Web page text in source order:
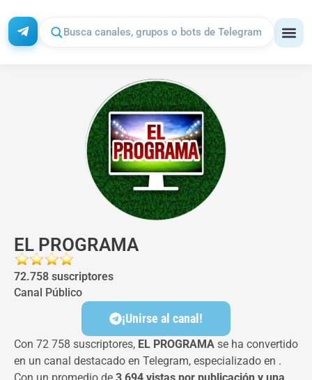
EL PROGRAMA
72.758 suscriptores
Canal Público
¡Unirse al canal!
Con 72 758 suscriptores, EL PROGRAMA se ha convertido
en un canal destacado en Telegram, especializado en .